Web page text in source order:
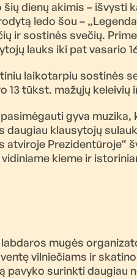
dienų akimis – išvysti
ledo šou –
ir sostinės svečių.
lauks iki pat vasario
laikotarpiu sostinės
13 tūkst. mažųjų keleivių
gyva muzika,
daugiau klausytojų
atviroje Prezidentūroje“
kieme ir
mugės
vilniečiams ir
pavyko surinkti daugiau